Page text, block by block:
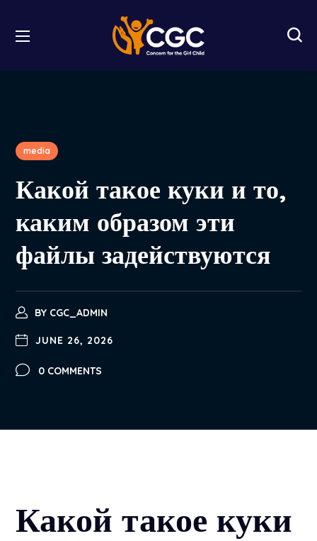
media
Какой такое куки и то,
каким образом эти
файлы задействуются
BY CGC_ADMIN
JUNE 26, 2026
0 COMMENTS
Какой такое куки